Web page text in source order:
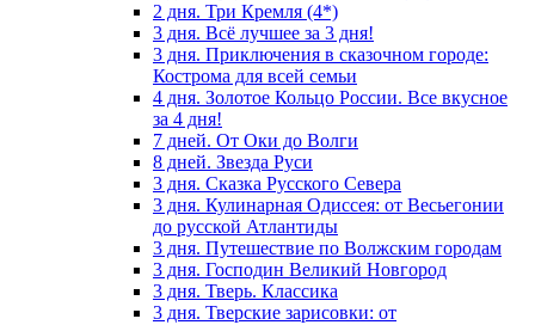
2 дня. Три Кремля (4*)
3 дня. Всё лучшее за 3 дня!
3 дня. Приключения в сказочном городе:
Кострома для всей семьи
4 дня. Золотое Кольцо России. Все вкусное
за 4 дня!
7 дней. От Оки до Волги
8 дней. Звезда Руси
3 дня. Сказка Русского Севера
3 дня. Кулинарная Одиссея: от Весьегонии
до русской Атлантиды
3 дня. Путешествие по Волжским городам
3 дня. Господин Великий Новгород
3 дня. Тверь. Классика
3 дня. Тверские зарисовки: от